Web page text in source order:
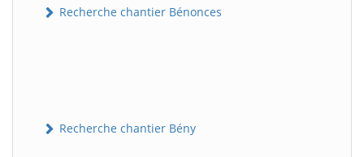
Recherche chantier Bénonces
Recherche chantier Bény